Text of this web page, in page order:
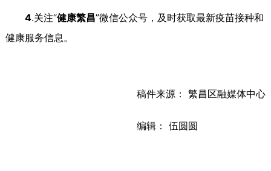
4.关注“健康繁昌”微信公众号，及时获取最新疫苗接种和
健康服务信息。
稿件来源： 繁昌区融媒体中心
编辑： 伍圆圆